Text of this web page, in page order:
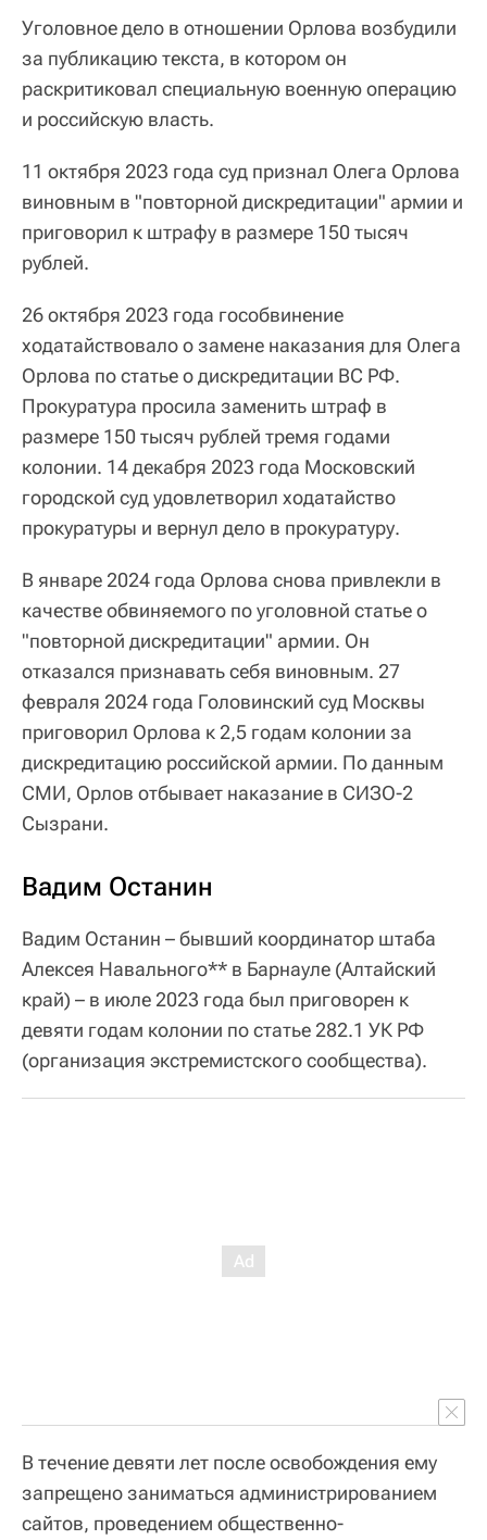
Уголовное дело в отношении Орлова возбудили
за публикацию текста, в котором он
раскритиковал специальную военную операцию
и российскую власть.
11 октября 2023 года суд признал Олега Орлова
виновным в "повторной дискредитации" армии и
приговорил к штрафу в размере 150 тысяч
рублей.
26 октября 2023 года гособвинение
ходатайствовало о замене наказания для Олега
Орлова по статье о дискредитации ВС РФ.
Прокуратура просила заменить штраф в
размере 150 тысяч рублей тремя годами
колонии. 14 декабря 2023 года Московский
городской суд удовлетворил ходатайство
прокуратуры и вернул дело в прокуратуру.
В январе 2024 года Орлова снова привлекли в
качестве обвиняемого по уголовной статье о
"повторной дискредитации" армии. Он
отказался признавать себя виновным. 27
февраля 2024 года Головинский суд Москвы
приговорил Орлова к 2,5 годам колонии за
дискредитацию российской армии. По данным
СМИ, Орлов отбывает наказание в СИЗО-2
Сызрани.
Вадим Останин
Вадим Останин – бывший координатор штаба
Алексея Навального** в Барнауле (Алтайский
край) – в июле 2023 года был приговорен к
девяти годам колонии по статье 282.1 УК РФ
(организация экстремистского сообщества).
В течение девяти лет после освобождения ему
запрещено заниматься администрированием
сайтов, проведением общественно-